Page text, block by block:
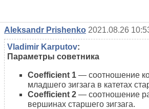
Aleksandr Prishenko 2021.08.26
Vladimir Karputov:
Параметры советника
Coefficient 1 — соотношение
младшего зигзага в катетах
Coefficient 2 — соотношение
вершинах старшего зигзага.